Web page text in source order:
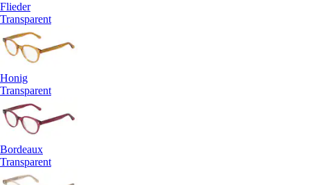
Flieder
Transparent
Honig
Transparent
Bordeaux
Transparent